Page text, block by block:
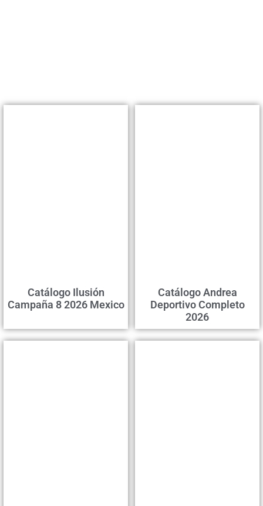
Catálogo Ilusión
Campaña 8 2026 Mexico
Catálogo Andrea
Deportivo Completo
2026